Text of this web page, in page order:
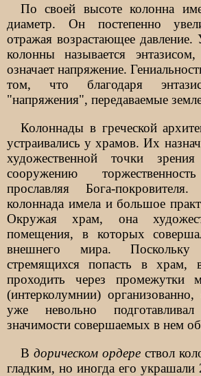
По своей высоте колонна
диаметр. Он постепенно
отражая возрастающее давление.
колонны называется
означает напряжение.
том, что благодаря
"напряжения", передаваемые
Колоннады в греческой
устраивались у храмов. Их
художественной точки
сооружению
прославляя Бога-
колоннада имела и большое
Окружая храм, она
помещения, в которых
внешнего мира.
стремящихся попасть в храм,
проходить через промежутки
(интерколумнии)
уже невольно
значимости совершаемых в нем
В дорическом ордере ствол
гладким, но иногда его